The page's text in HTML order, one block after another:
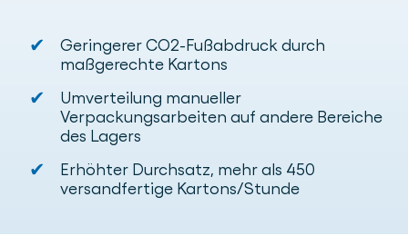
✔
Geringerer CO2-Fußabdruck durch
maßgerechte Kartons
✔
Umverteilung manueller
Verpackungsarbeiten auf andere Bereiche
des Lagers
✔
Erhöhter Durchsatz, mehr als 450
versandfertige Kartons/Stunde